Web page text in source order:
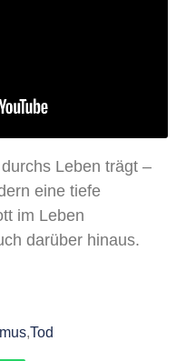
Leben trägt –
eine tiefe
im Leben
darüber hinaus.
,Tod